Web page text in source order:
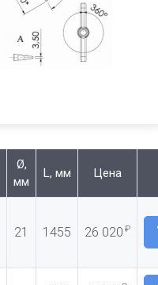
Ø,
мм
L, мм Цена
21 1455 26 020 ₽